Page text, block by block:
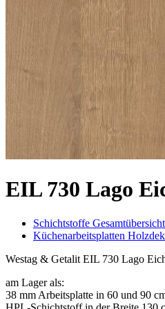
EIL 730 Lago
Schichtstoffe
Küchenarbeitsplatten
Westag & Getalit EIL 730 Lago
am Lager als:
38 mm Arbeitsplatte in 60 und 90